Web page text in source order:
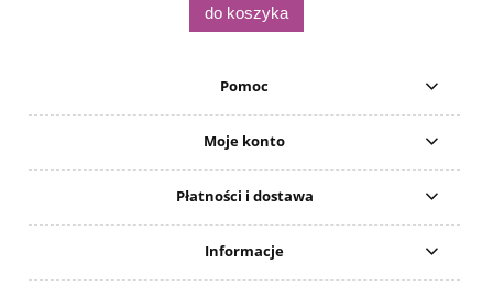
do koszyka
Pomoc
Moje konto
Płatności i dostawa
Informacje